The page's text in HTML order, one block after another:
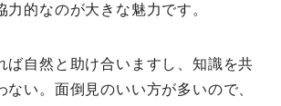
力的なのが大きな魅力です。
ば自然と助け合いますし、知識を共
ない。面倒見のいい方が多いので、